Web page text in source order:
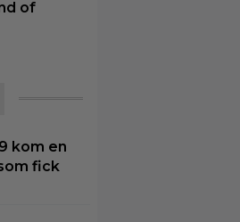
of
kom en
fick